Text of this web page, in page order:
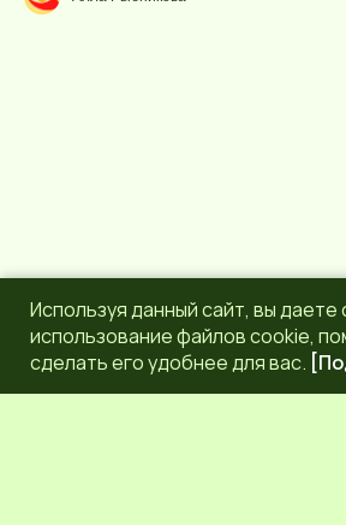
Используя данный сайт, вы даете
использование файлов cookie,
сделать его удобнее для вас.